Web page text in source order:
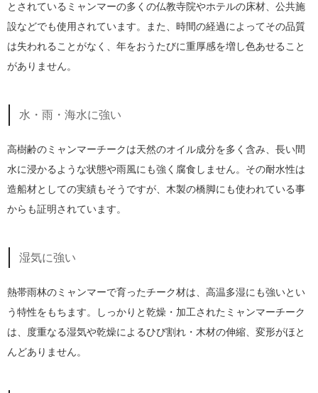
とされているミャンマーの多くの仏教寺院やホテルの床材、公共施
設などでも使用されています。また、時間の経過によってその品質
は失われることがなく、年をおうたびに重厚感を増し色あせること
がありません。
水・雨・海水に強い
高樹齢のミャンマーチークは天然のオイル成分を多く含み、長い間
水に浸かるような状態や雨風にも強く腐食しません。その耐水性は
造船材としての実績もそうですが、木製の橋脚にも使われている事
からも証明されています。
湿気に強い
熱帯雨林のミャンマーで育ったチーク材は、高温多湿にも強いとい
う特性をもちます。しっかりと乾燥・加工されたミャンマーチーク
は、度重なる湿気や乾燥によるひび割れ・木材の伸縮、変形がほと
んどありません。